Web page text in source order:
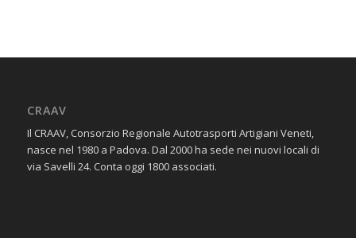
CRAAV
Il CRAAV, Consorzio Regionale Autotrasporti Artigiani Veneti,
nasce nel 1980 a Padova. Dal 2000 ha sede nei nuovi locali di
via Savelli 24. Conta oggi 1800 associati.